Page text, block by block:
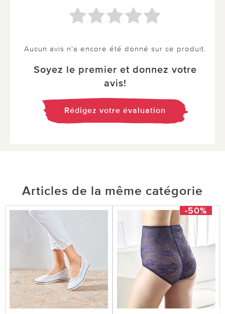
Aucun avis n'a encore été donné sur ce produit.
Soyez le premier et donnez votre
avis!
Rédigez votre évaluation
Articles de la même catégorie
-50%